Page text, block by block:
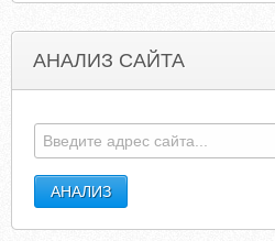
АНАЛИЗ САЙТА